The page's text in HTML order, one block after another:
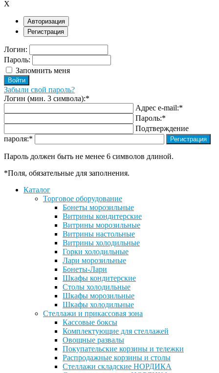
X
Авторизация
Регистрация
Логин:
Пароль:
Запомнить меня
Забыли свой пароль?
Логин (мин. 3 символа):*
Адрес e-mail:*
Пароль:*
Подтверждение
пароля:*
Пароль должен быть не менее 6 символов длиной.
*Поля, обязательные для заполнения.
Каталог
Торговое оборудование
Бонеты морозильные
Витрины кондитерские
Витрины морозильные
Витрины настольные
Витрины холодильные
Горки холодильные
Лари морозильные
Бонеты-Лари
Шкафы кондитерские
Столы холодильные
Шкафы морозильные
Шкафы холодильные
Стеллажи и прикассовая зона
Кассовые боксы
Комплектующие для стеллажей
Овощные развалы
Покупательские корзины и тележки
Распродажные корзины и столы
Стеллажи складские НОРДИКА